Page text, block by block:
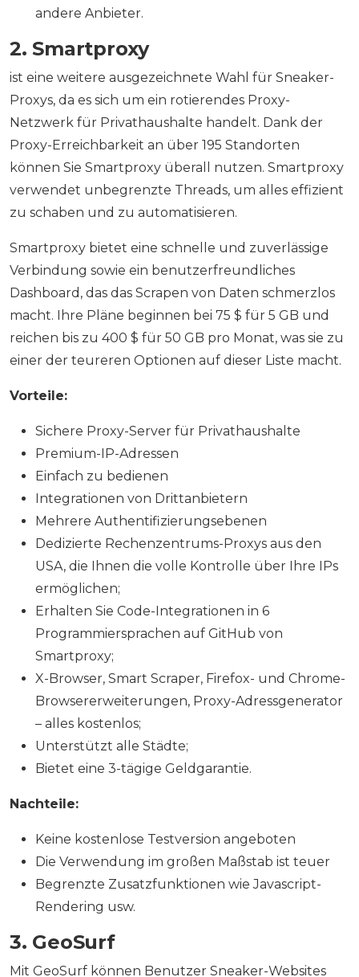
andere Anbieter.
2. Smartproxy
ist eine weitere ausgezeichnete Wahl für Sneaker-
Proxys, da es sich um ein rotierendes Proxy-
Netzwerk für Privathaushalte handelt. Dank der
Proxy-Erreichbarkeit an über 195 Standorten
können Sie Smartproxy überall nutzen. Smartproxy
verwendet unbegrenzte Threads, um alles effizient
zu schaben und zu automatisieren.
Smartproxy bietet eine schnelle und zuverlässige
Verbindung sowie ein benutzerfreundliches
Dashboard, das das Scrapen von Daten schmerzlos
macht. Ihre Pläne beginnen bei 75 $ für 5 GB und
reichen bis zu 400 $ für 50 GB pro Monat, was sie zu
einer der teureren Optionen auf dieser Liste macht.
Vorteile:
Sichere Proxy-Server für Privathaushalte
Premium-IP-Adressen
Einfach zu bedienen
Integrationen von Drittanbietern
Mehrere Authentifizierungsebenen
Dedizierte Rechenzentrums-Proxys aus den
USA, die Ihnen die volle Kontrolle über Ihre IPs
ermöglichen;
Erhalten Sie Code-Integrationen in 6
Programmiersprachen auf GitHub von
Smartproxy;
X-Browser, Smart Scraper, Firefox- und Chrome-
Browsererweiterungen, Proxy-Adressgenerator
– alles kostenlos;
Unterstützt alle Städte;
Bietet eine 3-tägige Geldgarantie.
Nachteile:
Keine kostenlose Testversion angeboten
Die Verwendung im großen Maßstab ist teuer
Begrenzte Zusatzfunktionen wie Javascript-
Rendering usw.
3. GeoSurf
Mit GeoSurf können Benutzer Sneaker-Websites